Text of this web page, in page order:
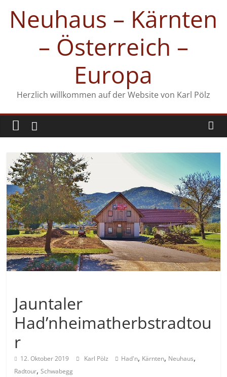
Inhalt
springen
Neuhaus – Kärnten
– Österreich –
Europa
Herzlich willkommen auf der Website von Karl Pölz
Jauntaler
Had’nheimatherbstradtou
r
12. Oktober 2019 Karl Pölz Had'n, Kärnten, Neuhaus,
Radtour,Schwabegg